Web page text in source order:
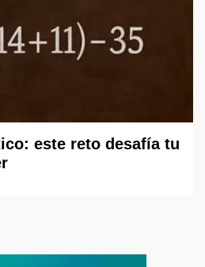
este reto desafía tu